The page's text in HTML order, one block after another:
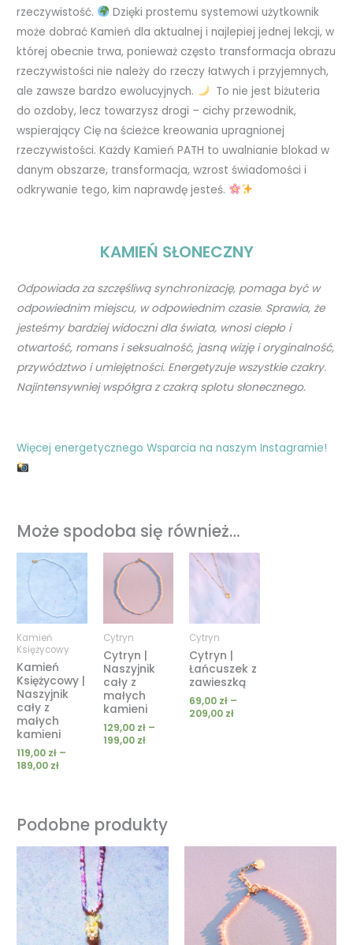
rzeczywistość.
Dzięki prostemu systemowi użytkownik
może dobrać Kamień dla aktualnej i najlepiej jednej lekcji, w
której obecnie trwa, ponieważ często transformacja obrazu
rzeczywistości nie należy do rzeczy łatwych i przyjemnych,
ale zawsze bardzo ewolucyjnych.
To nie jest biżuteria
do ozdoby, lecz towarzysz drogi – cichy przewodnik,
wspierający Cię na ścieżce kreowania upragnionej
rzeczywistości. Każdy Kamień PATH to uwalnianie blokad w
danym obszarze, transformacja, wzrost świadomości i
odkrywanie tego, kim naprawdę jesteś.
KAMIEŃ SŁONECZNY
Odpowiada za szczęśliwą synchronizację, pomaga być w
odpowiednim miejscu, w odpowiednim czasie. Sprawia, że
jesteśmy bardziej widoczni dla świata, wnosi ciepło i
otwartość, romans i seksualność, jasną wizję i oryginalność,
przywództwo i umiejętności. Energetyzuje wszystkie czakry.
Najintensywniej współgra z czakrą splotu słonecznego.
Więcej energetycznego Wsparcia na naszym Instagramie!
Może spodoba się również…
Kamień
Księżycowy
Kamień
Księżycowy |
Naszyjnik
cały z
małych
kamieni
119,00 zł –
189,00 zł
cen:
od
119,00 zł
do
189,00 zł
Cytryn
Cytryn |
Naszyjnik
cały z
małych
kamieni
129,00 zł –
199,00 zł
Zakres
cen:
od
129,00 zł
do
199,00 zł
Cytryn
Cytryn |
Łańcuszek z
zawieszką
69,00 zł –
209,00 zł
Zakres
od
209,00 zł
Podobne produkty
Zakres
od
189,00 zł
239,00 zł